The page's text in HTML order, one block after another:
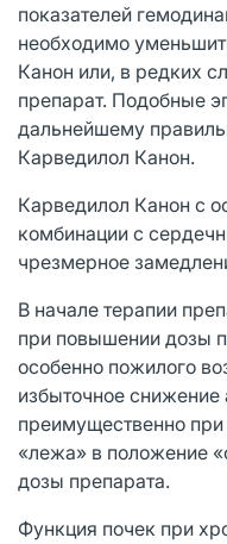
показателей
необходимо
Канон или, в редких
препарат. Подобные
дальнейшему
Карведилол Канон.
Карведилол Канон с
комбинации с
чрезмерное
В начале терапии
при повышении дозы
особенно пожилого
избыточное снижение
преимущественно
«лежа» в положение
дозы препарата.
Функция почек при